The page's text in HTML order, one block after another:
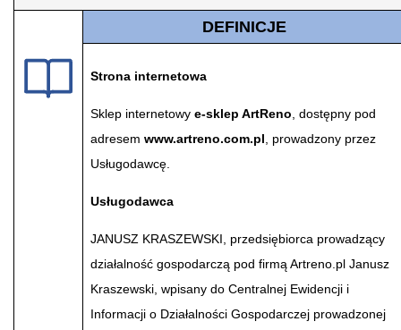
DEFINICJE
Strona internetowa
Sklep internetowy e-sklep ArtReno , dostępny pod
adresem www.artreno.com.pl , prowadzony przez
Usługodawcę.
Usługodawca
JANUSZ KRASZEWSKI, przedsiębiorca prowadzący
działalność gospodarczą pod firmą Artreno.pl Janusz
Kraszewski, wpisany do Centralnej Ewidencji i
Informacji o Działalności Gospodarczej prowadzonej